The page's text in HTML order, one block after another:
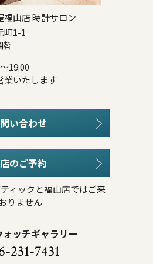
福山店 時計サロン
町1-1
19:00
いたします
い合わせ
のご予約
ィックと福山店ではご来
りません
ッチギャラリー
231-7431